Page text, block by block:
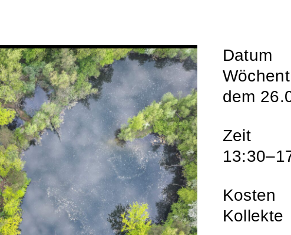
Datum
dem
Zeit
Kosten
Kollekte